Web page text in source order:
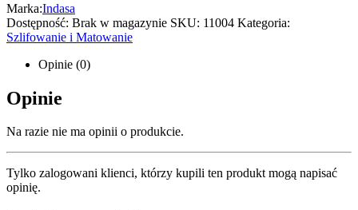
Marka:Indasa
Dostępność: Brak w magazynie SKU: 11004 Kategoria:
Szlifowanie i Matowanie
Opinie (0)
Opinie
Na razie nie ma opinii o produkcie.
Tylko zalogowani klienci, którzy kupili ten produkt mogą napisać
opinię.